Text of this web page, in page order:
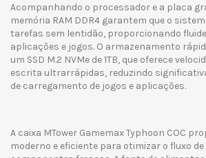
Acompanhando o processador e a placa
memória RAM DDR4 garantem que o
tarefas sem lentidão, proporcionando
aplicações e jogos. O armazenamento
um SSD M.2 NVMe de 1TB, que oferece
escrita ultrarrápidas, reduzindo
de carregamento de jogos e aplicações.
A caixa MTower Gamemax Typhoon COC
moderno e eficiente para otimizar o fluxo